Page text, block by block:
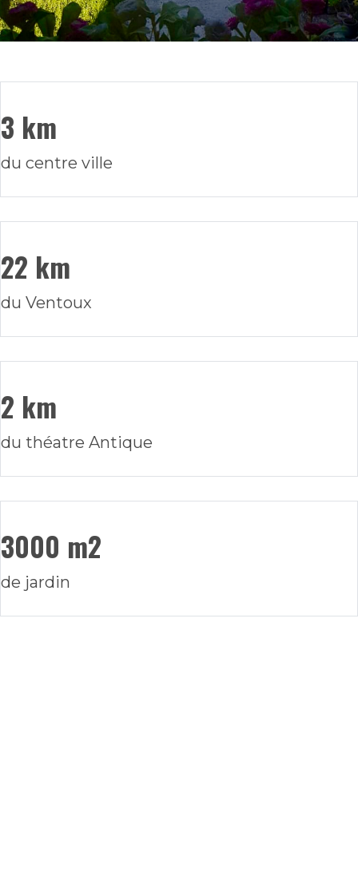
3 km
du centre ville
22 km
du Ventoux
2 km
du théatre Antique
3000 m2
de jardin